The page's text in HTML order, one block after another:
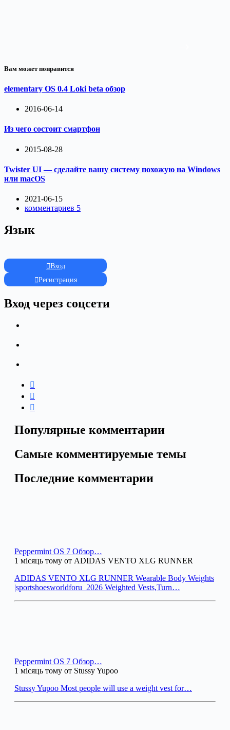
Вам может понравится
elementary OS 0.4 Loki beta обзор
2016-06-14
Из чего состоит смартфон
2015-08-28
Twister UI — сделайте вашу систему похожую на Windows
или macOS
2021-06-15
комментариев 5
Язык
Вход
Регистрация
Вход через соцсети
Популярные комментарии
Самые комментируемые темы
Последние комментарии
Peppermint OS 7 Обзор…
1 місяць тому от ADIDAS VENTO XLG RUNNER
ADIDAS VENTO XLG RUNNER Wearable Body Weights
|sportshoesworldforu_2026 Weighted Vests,Turn…
Peppermint OS 7 Обзор…
1 місяць тому от Stussy Yupoo
Stussy Yupoo Most people will use a weight vest for…